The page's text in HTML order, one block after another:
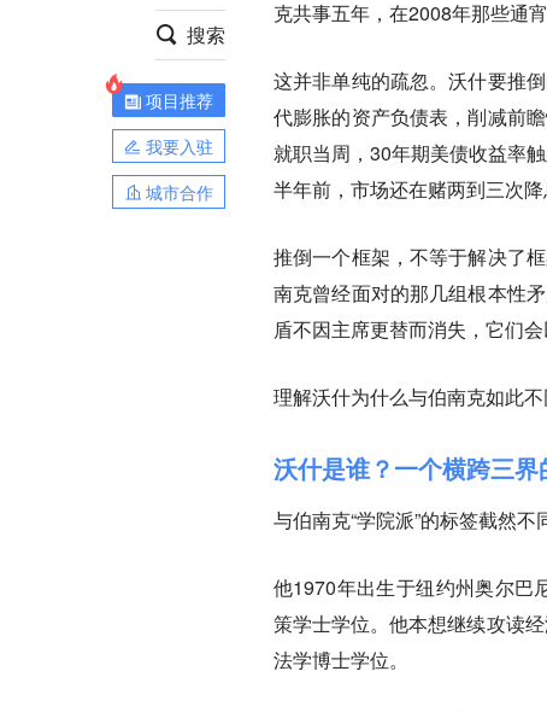
搜索
项目推荐
我要入驻
城市合作
克共事五年，在2008年那些通
这并非单纯的疏忽。沃什要推
代膨胀的资产负债表，削减前
就职当周，30年期美债收益率
半年前，市场还在赌两到三次降
推倒一个框架，不等于解决了
南克曾经面对的那几组根本性
盾不因主席更替而消失，它们
理解沃什为什么与伯南克如此不
沃什是谁？一个横跨三
与伯南克“学院派”的标签截然不
他1970年出生于纽约州奥尔巴
策学士学位。他本想继续攻读
法学博士学位。